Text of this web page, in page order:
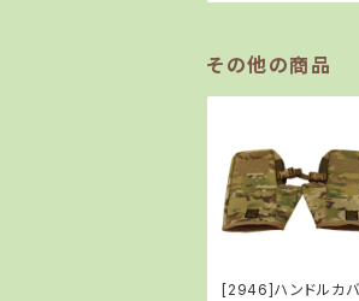
その他の商品
[2946]ハンドルカバ